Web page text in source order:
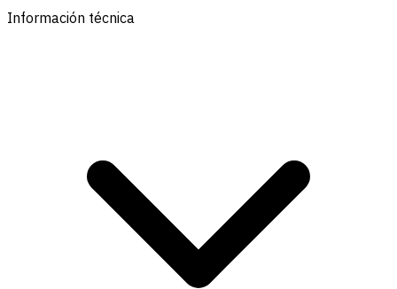
Información técnica